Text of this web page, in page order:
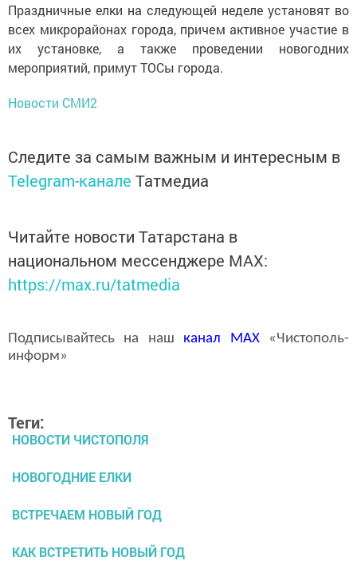
Праздничные елки на следующей неделе установят во
всех микрорайонах города, причем активное участие в
их установке, а также проведении новогодних
мероприятий, примут ТОСы города.
Новости СМИ2
Следите за самым важным и интересным в
Telegram-канале Татмедиа
Читайте новости Татарстана в
национальном мессенджере MАХ:
https://max.ru/tatmedia
Подписывайтесь на наш канал MAX«Чистополь-
информ»
Теги:
НОВОСТИ ЧИСТОПОЛЯ
НОВОГОДНИЕ ЕЛКИ
ВСТРЕЧАЕМ НОВЫЙ ГОД
КАК ВСТРЕТИТЬ НОВЫЙ ГОД